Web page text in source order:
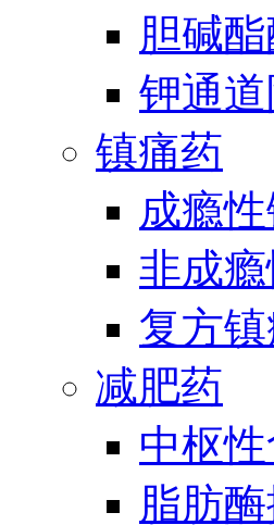
胆碱
钾通
镇痛药
成瘾
非成
复方
减肥药
中枢
脂肪